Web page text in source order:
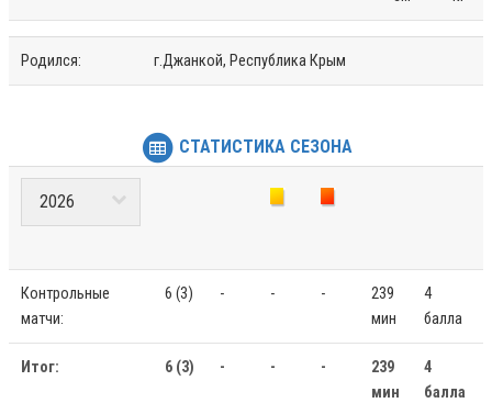
Родился: г.Джанкой, Республика Крым
СТАТИСТИКА СЕЗОНА
Контрольные
матчи:
6 (3) - - -
239
мин
4
балла
Итог: 6 (3) - - -
239
мин
4
балла